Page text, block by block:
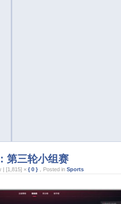
第三轮小组赛
| [1,815] ×{ 0 } ，Posted inSports